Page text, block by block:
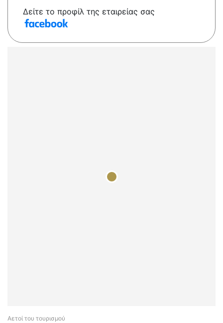
Δείτε το προφίλ της εταιρείας σας
Αετοί του τουρισμού